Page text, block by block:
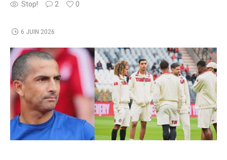
Stop! 2 0
6 JUIN 2026